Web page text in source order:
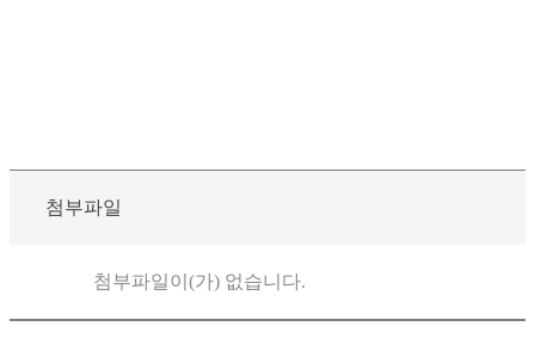
첨부파일
첨부파일이(가) 없습니다.